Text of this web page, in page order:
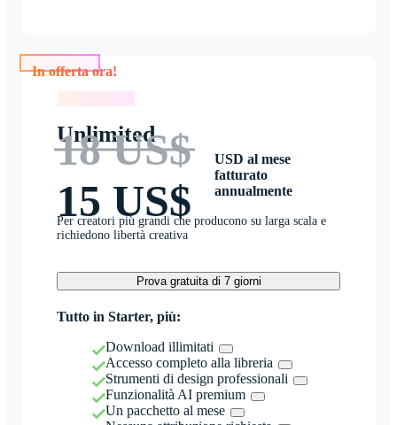
Unlimited
18 US$
15 US$
USD al mese
fatturato
annualmente
Per creatori più grandi che producono su larga scala e
richiedono libertà creativa
Prova gratuita di 7 giorni
Tutto in Starter, più:
Download illimitati
Accesso completo alla libreria
Strumenti di design professionali
Funzionalità AI premium
Un pacchetto al mese